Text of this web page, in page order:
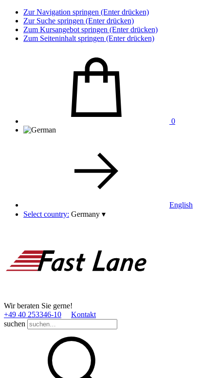
Zur Navigation springen (Enter drücken)
Zur Suche springen (Enter drücken)
Zum Kursangebot springen (Enter drücken)
Zum Seiteninhalt springen (Enter drücken)
0
English
Select country: Germany ▾
Wir beraten Sie gerne!
+49 40 253346­-10
Kontakt
suchen